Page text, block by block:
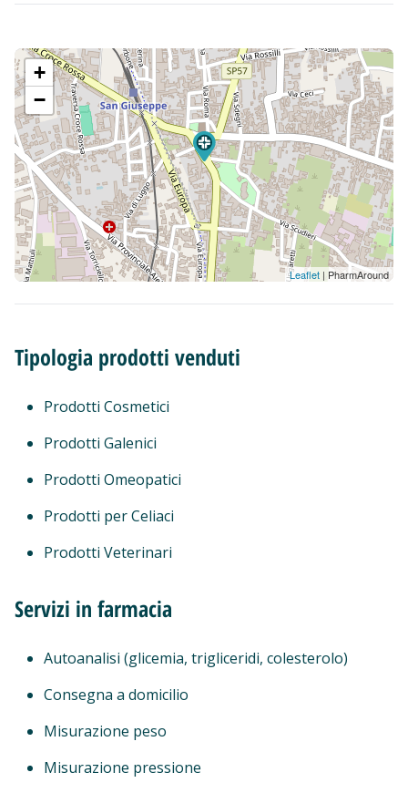
+
−
Leaflet | PharmAround
Tipologia prodotti venduti
Prodotti Cosmetici
Prodotti Galenici
Prodotti Omeopatici
Prodotti per Celiaci
Prodotti Veterinari
Servizi in farmacia
Autoanalisi (glicemia, trigliceridi, colesterolo)
Consegna a domicilio
Misurazione peso
Misurazione pressione